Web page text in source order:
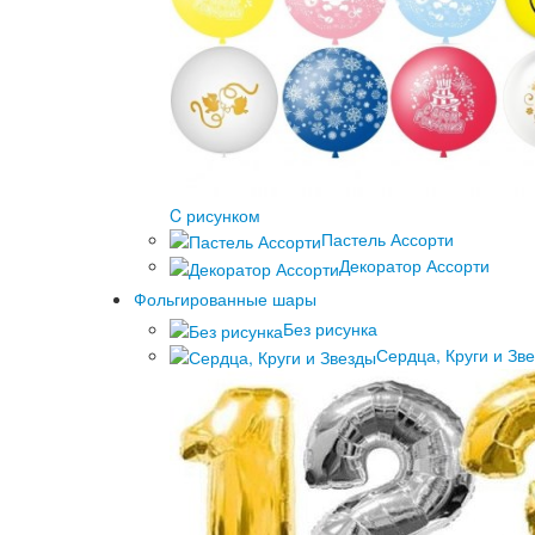
C рисунком
Пастель Ассорти
Декоратор Ассорти
Фольгированные шары
Без рисунка
Сердца, Круги и